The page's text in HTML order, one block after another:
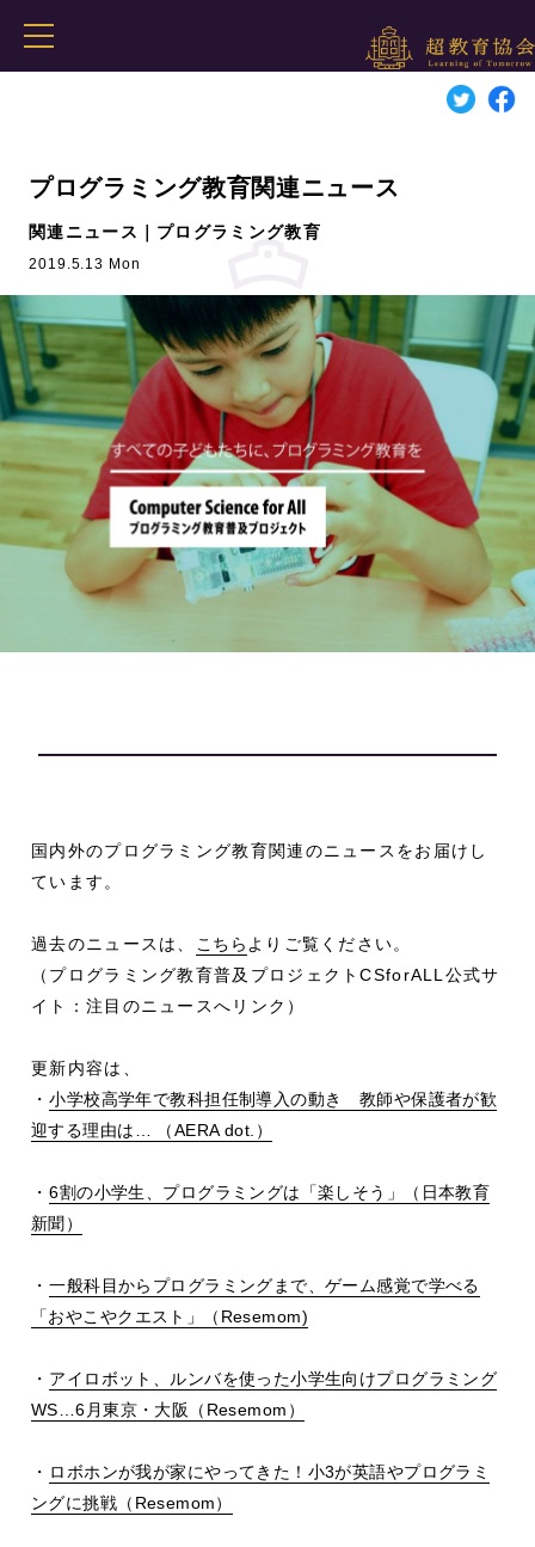
プログラミング教育関連ニュース
関連ニュース｜プログラミング教育
2019.5.13 Mon
国内外のプログラミング教育関連のニュースをお届けし
ています。
過去のニュースは、 こちら よりご覧ください。
（プログラミング教育普及プロジェクトCSforALL公式サ
イト：注目のニュースへリンク）
更新内容は、
・小学校高学年で教科担任制導入の動き 教師や保護者が歓
迎する理由は… （AERA dot.）
・6割の小学生、プログラミングは「楽しそう」（日本教育
新聞）
・一般科目からプログラミングまで、ゲーム感覚で学べる
「おやこやクエスト」（Resemom)
・ アイロボット、ルンバを使った小学生向けプログラミング
WS…6月東京・大阪（Resemom）
・ ロボホンが我が家にやってきた！小3が英語やプログラミ
ングに挑戦（Resemom）